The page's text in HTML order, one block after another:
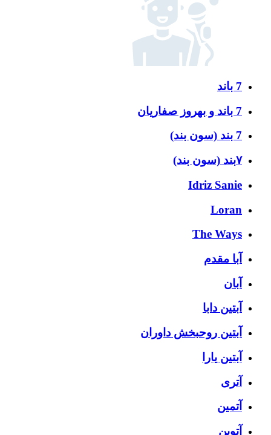
7 باند
7 باند و بهروز صفاریان
7 بند (سون بند)
۷بند (سون بند)
Idriz Sanie
Loran
The Ways
آبا مقدم
آبان
آبتین دابا
آبتین روحبخش داوران
آبتین یارا
آتری
آتمین
آتوین